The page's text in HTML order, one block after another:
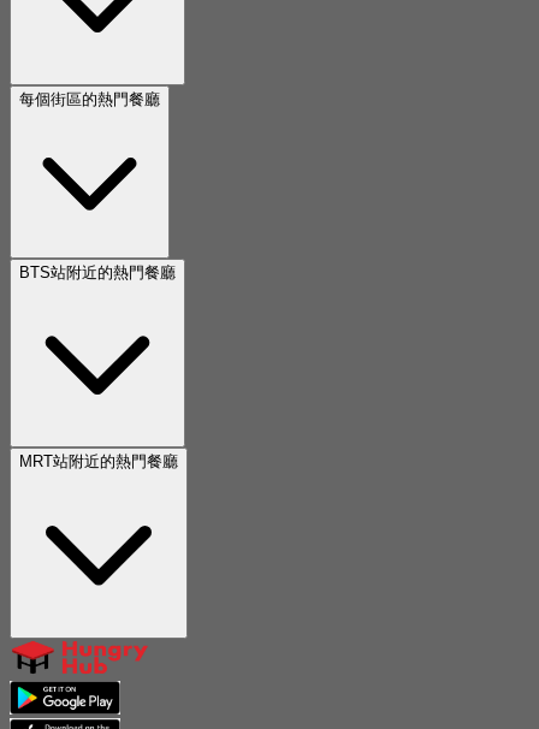
每個街區的熱門餐廳
BTS站附近的熱門餐廳
MRT站附近的熱門餐廳